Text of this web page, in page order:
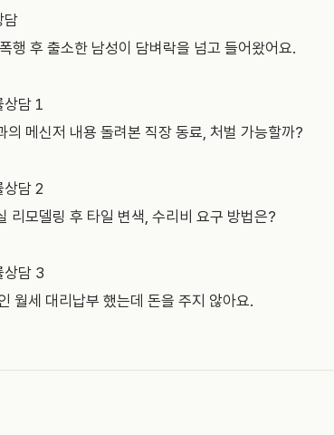
담
행 후 출소한 남성이 담벼락을 넘고 들어왔어요.
담 1
메신저 내용 돌려본 직장 동료, 처벌 가능할까?
담 2
리모델링 후 타일 변색, 수리비 요구 방법은?
담 3
월세 대리납부 했는데 돈을 주지 않아요.